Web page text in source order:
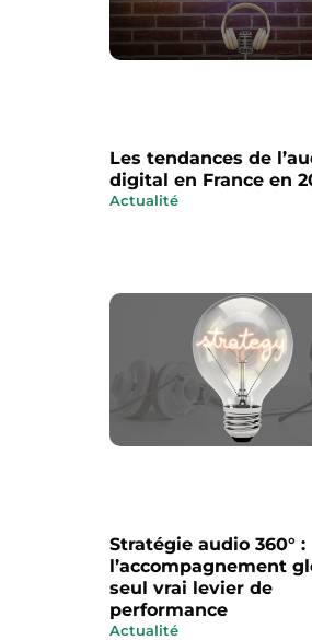
Les tendances de
digital en France en
Actualité
Stratégie audio 360° :
l’accompagnement
seul vrai levier de
performance
Actualité